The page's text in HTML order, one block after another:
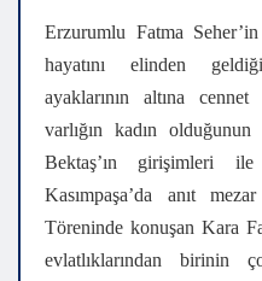
Erzurumlu Fatma
hayatını elinden
ayaklarının altına
varlığın kadın
Bektaş’ın girişimleri ile
Kasımpaşa’da anıt
Töreninde konuşan Kara
evlatlıklarından birinin